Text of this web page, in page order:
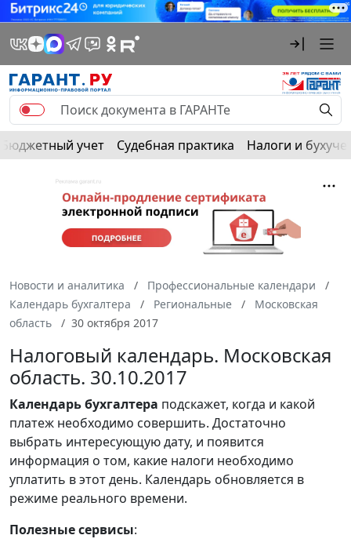
Бюджетный учет Судебная практика Налоги и
Новости и аналитика
Профессиональные календари
Календарь бухгалтера
Региональные
Московская
область
30 октября 2017
Налоговый календарь. Московская
область. 30.10.2017
Календарьбухгалтера подскажет, когда и какой
платеж необходимо совершить. Достаточно
выбрать интересующую дату, и появится
информация о том, какие налоги необходимо
уплатить в этот день. Календарь обновляется в
режиме реального времени.
Полезные сервисы: